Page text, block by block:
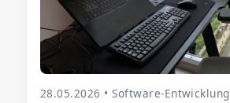
28.05.2026 • Software-Entwicklung